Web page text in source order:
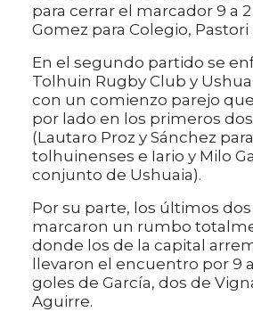
para cerrar el marcador 9 a
Gomez para Colegio, Pastori
En el segundo partido se
Tolhuin Rugby Club y
con un comienzo parejo
por lado en los primeros
(Lautaro Proz y Sánchez
tolhuinenses e Iario y Milo
conjunto de Ushuaia).
Por su parte, los últimos
marcaron un rumbo
donde los de la capital
llevaron el encuentro por 9
goles de García, dos de
Aguirre.